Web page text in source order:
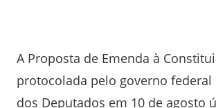
A Proposta de Emenda à
protocolada pelo governo federal
dos Deputados em 10 de agosto